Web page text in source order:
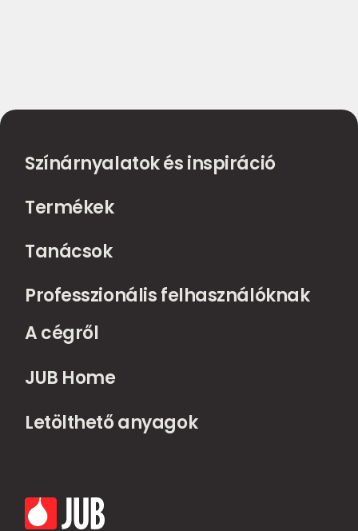
Színárnyalatok és inspiráció
Termékek
Tanácsok
Professzionális felhasználóknak
A cégről
JUB Home
Letölthető anyagok